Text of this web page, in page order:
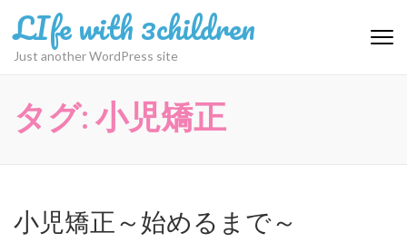
ン
(Enter
LIfe with 3children
Just another WordPress site
タグ: 小児矯正
小児矯正～始めるまで～